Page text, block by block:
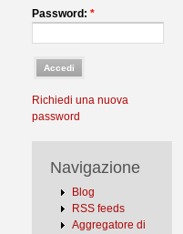
Password: *
Richiedi una nuova
password
Navigazione
Blog
RSS feeds
Aggregatore di